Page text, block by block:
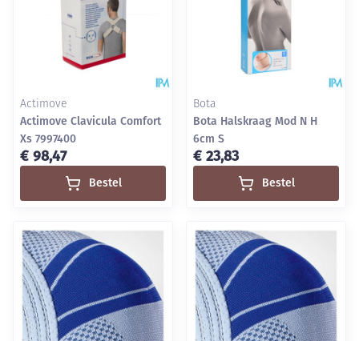
Actimove
Actimove Clavicula Comfort
Xs 7997400
€ 98,47
Bestel
Bota
Bota Halskraag Mod N H
6cm S
€ 23,83
Bestel